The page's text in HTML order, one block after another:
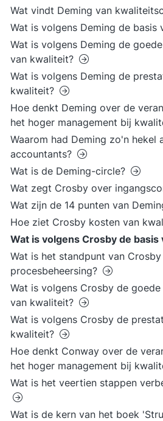
Wat vindt Deming van
Wat is volgens Deming de basis
Wat is volgens Deming de
van kwaliteit?
Wat is volgens Deming de
kwaliteit?
Hoe denkt Deming over de
het hoger management bij
Waarom had Deming zo'n hekel
accountants?
Wat is de Deming-circle?
Wat zegt Crosby over
Wat zijn de 14 punten van
Hoe ziet Crosby kosten van
Wat is volgens Crosby de
Wat is het standpunt van
procesbeheersing?
Wat is volgens Crosby de
van kwaliteit?
Wat is volgens Crosby de
kwaliteit?
Hoe denkt Conway over de
het hoger management bij
Wat is het veertien stappen
Wat is de kern van het boek